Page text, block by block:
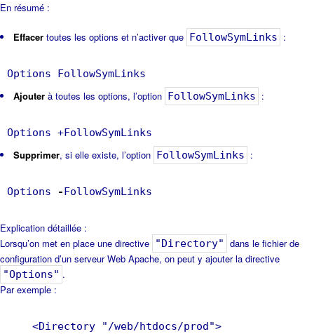
En résumé :
Effacer toutes les options et n’activer que FollowSymLinks :
Options FollowSymLinks
Ajouter à toutes les options, l’option FollowSymLinks :
Options +FollowSymLinks
Supprimer, si elle existe, l’option FollowSymLinks :
Options -FollowSymLinks
Explication détaillée :
Lorsqu’on met en place une directive "Directory" dans le fichier de
configuration d’un serveur Web Apache, on peut y ajouter la directive
"Options" .
Par exemple :
<Directory "/web/htdocs/prod">